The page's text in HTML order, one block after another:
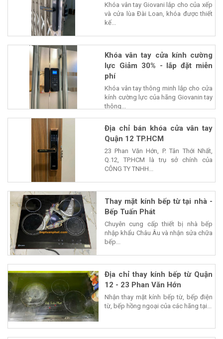
Khóa vân tay Giovani lắp cho của xếp
và cửa lùa Đài Loan, khóa được thiết
kế...
Khóa vân tay cửa kính cường
lực Giảm 30% - lắp đặt miễn
phí
Khóa vân tay thông minh lắp cho cửa
kính cường lực của hãng Giovanin tay
thông...
Địa chỉ bán khóa cửa vân tay
Quận 12 TP.HCM
23 Phan Văn Hớn, P. Tân Thới Nhất,
Q.12, TP.HCM là trụ sở chính của
CÔNG TY TNHH...
Thay mặt kính bếp từ tại nhà -
Bếp Tuấn Phát
Chuyên cung cấp thiết bị nhà bếp
nhập khẩu Châu Âu và nhận sửa chữa
bếp...
Địa chỉ thay kính bếp từ Quận
12 - 23 Phan Văn Hớn
Nhận thay mặt kính bếp từ, bếp điện
từ, bếp hồng ngoại của các hãng tại...